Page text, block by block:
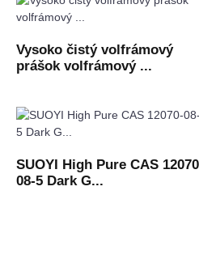
Vysoko čistý volfrámový
prášok volfrámový ...
SUOYI High Pure CAS
08-5 Dark G...